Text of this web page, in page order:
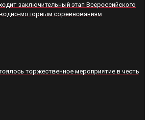
заключительный этап Всероссийского
моторным соревнованиям
торжественное мероприятие в честь